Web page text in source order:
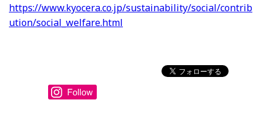
https://www.kyocera.co.jp/sustainability/social/contrib
ution/social_welfare.html